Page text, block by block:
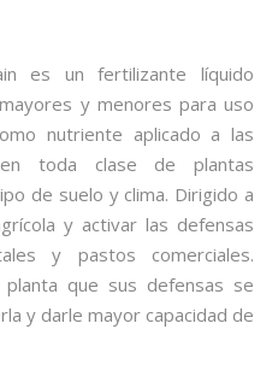
es un fertilizante líquido
y menores para uso
nutriente aplicado a las
toda clase de plantas
de suelo y clima. Dirigido a
y activar las defensas
y pastos comerciales.
que sus defensas se
y darle mayor capacidad de